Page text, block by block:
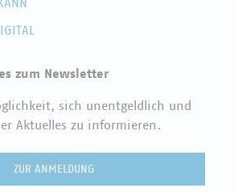
zum Newsletter
sich unentgeldlich und
Aktuelles zu informieren.
ZUR ANMELDUNG